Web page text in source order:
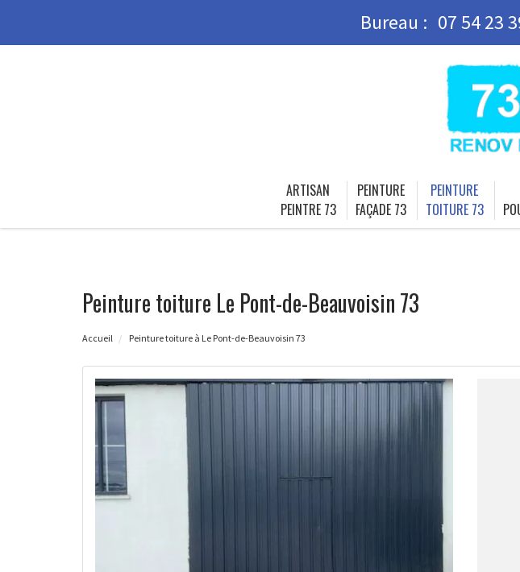
Bureau : 07 54 23
ARTISAN
PEINTRE 73
PEINTURE
FAÇADE 73
PEINTURE
TOITURE 73
Peinture toiture Le Pont-de-Beauvoisin 73
Accueil Peinture toiture à Le Pont-de-Beauvoisin 73